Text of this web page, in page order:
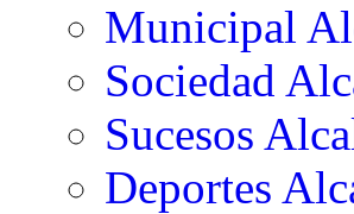
Municipal
Sociedad
Sucesos
Deportes